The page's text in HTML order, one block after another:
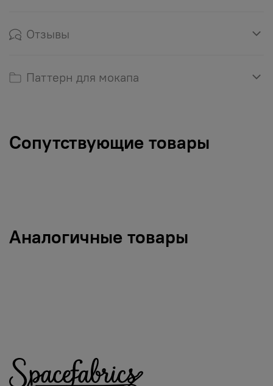
Отзывы
Паттерн для мокапа
Сопутствующие товары
Аналогичные товары